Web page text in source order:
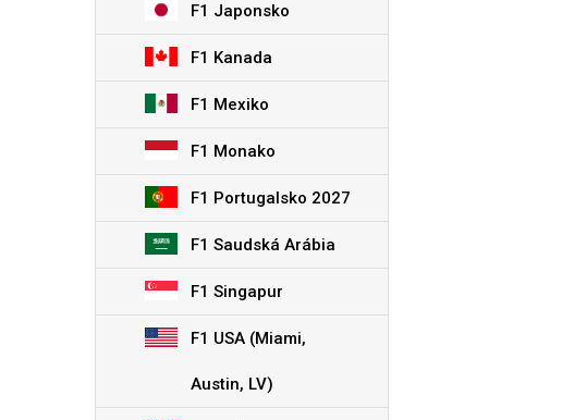
F1 Japonsko
F1 Kanada
F1 Mexiko
F1 Monako
F1 Portugalsko 2027
F1 Saudská Arábia
F1 Singapur
F1 USA (Miami,
Austin, LV)